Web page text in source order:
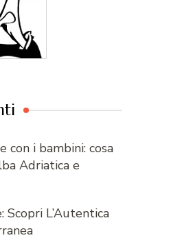
con i bambini: cosa
Adriatica e
Scopri L’Autentica